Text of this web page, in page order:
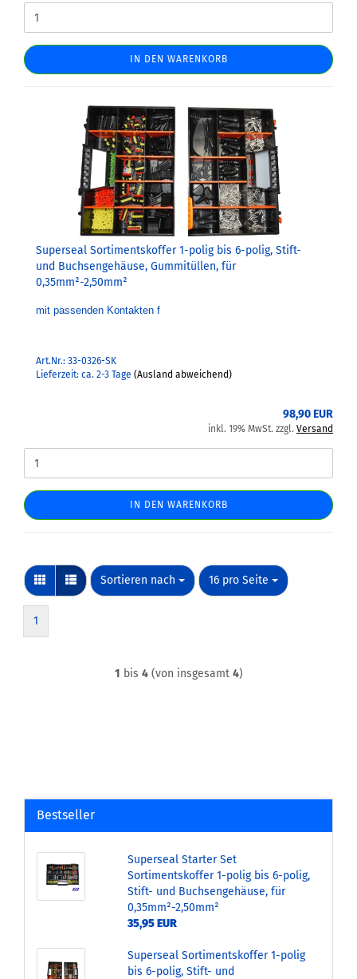
IN DEN WARENKORB
Superseal Sortimentskoffer 1-polig bis 6-polig, Stift-
und Buchsengehäuse, Gummitüllen, für
0,35mm²-2,50mm²
mit passenden Kontakten f
Art.Nr.: 33-0326-SK
Lieferzeit: ca. 2-3 Tage (Ausland abweichend)
98,90 EUR
inkl. 19% MwSt. zzgl. Versand
IN DEN WARENKORB
Sortieren nach
Sortieren nach 16 pro Seite
pro Seite
1
1 bis 4(von insgesamt 4)
Bestseller
Superseal Starter Set
Sortimentskoffer 1-polig bis 6-polig,
Stift- und Buchsengehäuse, für
0,35mm²-2,50mm²
35,95 EUR
Superseal Sortimentskoffer 1-polig
bis 6-polig, Stift- und